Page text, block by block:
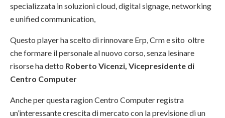
specializzata in soluzioni cloud, digital signage, networking
e unified communication,
Questo player ha scelto di rinnovare Erp, Crm e sito oltre
che formare il personale al nuovo corso, senza lesinare
risorse ha detto Roberto Vicenzi, Vicepresidente di
Centro Computer
Anche per questa ragion Centro Computer registra
un’interessante crescita di mercato con la previsione di un